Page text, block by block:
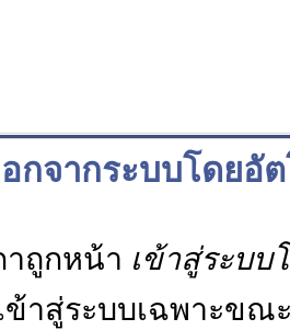
กจากระบบโดยอั
ถูกหน้า เข้าสู่ระบ
าสู่ระบบเฉพาะขณ